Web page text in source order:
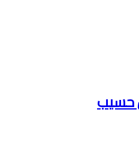
حسيب